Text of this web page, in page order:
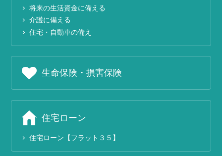
将来の生活資金に備える
介護に備える
住宅・自動車の備え
生命保険・損害保険
住宅ローン
住宅ローン【フラット３５】